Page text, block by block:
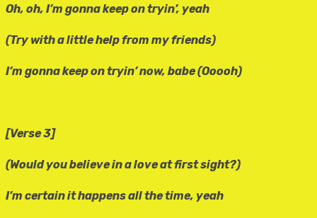
Oh, oh, I’m gonna keep on tryin’, yeah
(Try with a little help from my friends)
I’m gonna keep on tryin’ now, babe (Ooooh)
[Verse 3]
(Would you believe in a love at first sight?)
I’m certain it happens all the time, yeah